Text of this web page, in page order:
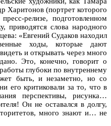
(портрет которого
релизе, подготовленном
приводятся слова народного
«Евгений Судаков находил
ходы, которые дают
и открывать через много
Это, конечно, говорит о
глубоки по внутреннему
быть, и незаметно, но со
его критиковали за то, что в
перспективы, рисунка…
Он не оставался в долгу,
много знают и… не